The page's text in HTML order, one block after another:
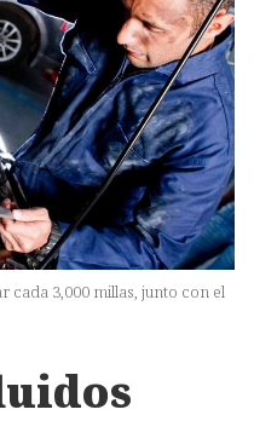
cada 3,000 millas, junto con el